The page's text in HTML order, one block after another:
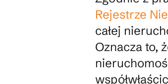
Rejestrze
całej
Oznacza to,